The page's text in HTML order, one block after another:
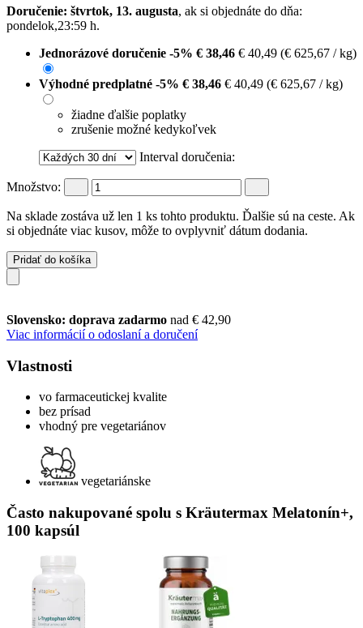
Doručenie: štvrtok, 13. augusta, ak si objednáte do dňa:
pondelok,23:59 h.
Jednorázové doručenie -5% € 38,46 € 40,49 (€ 625,67 / kg)
Výhodné predplatné -5% € 38,46 € 40,49 (€ 625,67 / kg)
žiadne ďalšie poplatky
zrušenie možné kedykoľvek
Interval doručenia:
Množstvo:
Na sklade zostáva už len 1 ks tohto produktu. Ďalšie sú na ceste. Ak
si objednáte viac kusov, môže to ovplyvniť dátum dodania.
Pridať do košíka
Slovensko: doprava zadarmo nad € 42,90
Viac informácií o odoslaní a doručení
Vlastnosti
vo farmaceutickej kvalite
bez prísad
vhodný pre vegetariánov
vegetariánske
Často nakupované spolu s Kräutermax Melatonín+,
100 kapsúl